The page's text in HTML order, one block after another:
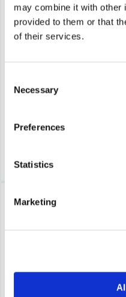
may combine it with other
provided to them or that
of their services.
Selection
Necessary
Preferences
Statistics
Marketing
3-7 arbetsdagar
-7%